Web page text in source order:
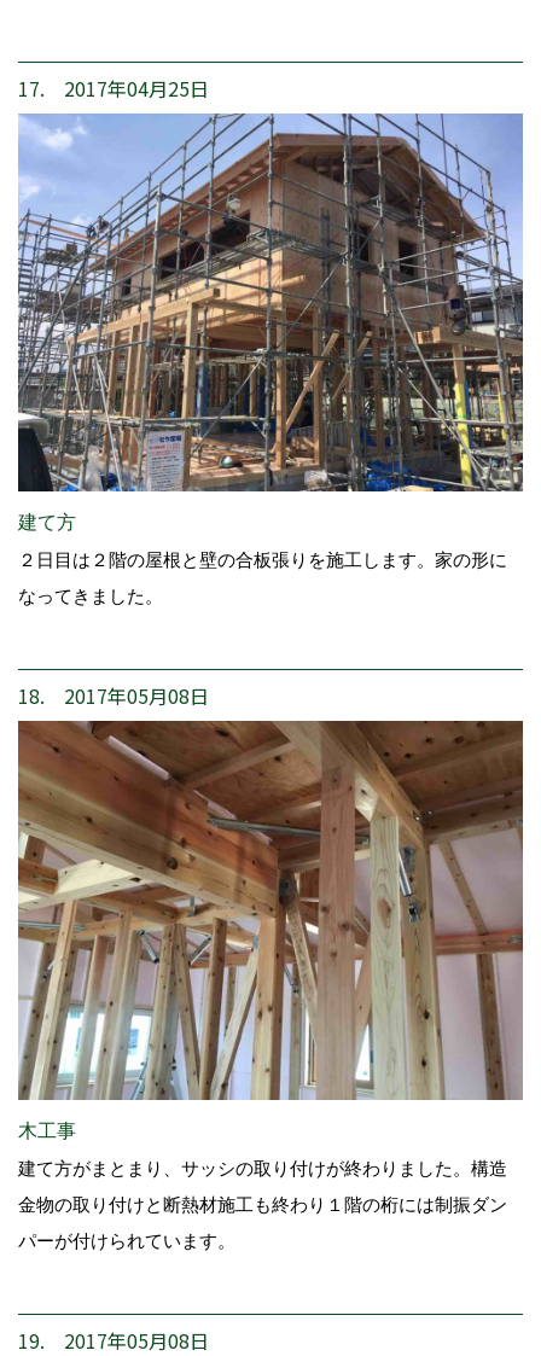
17. 2017年04月25日
建て方
２日目は２階の屋根と壁の合板張りを施工します。家の形に
なってきました。
18. 2017年05月08日
木工事
建て方がまとまり、サッシの取り付けが終わりました。構造
金物の取り付けと断熱材施工も終わり１階の桁には制振ダン
パーが付けられています。
19. 2017年05月08日